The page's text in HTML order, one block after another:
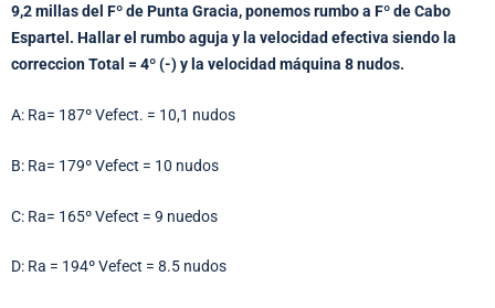
9,2 millas del Fº de Punta Gracia, ponemos rumbo a Fº de Cabo
Espartel. Hallar el rumbo aguja y la velocidad efectiva siendo la
correccion Total = 4º (-) y la velocidad máquina 8 nudos.
A: Ra= 187º Vefect. = 10,1 nudos
B: Ra= 179º Vefect = 10 nudos
C: Ra= 165º Vefect = 9 nuedos
D: Ra = 194º Vefect = 8.5 nudos